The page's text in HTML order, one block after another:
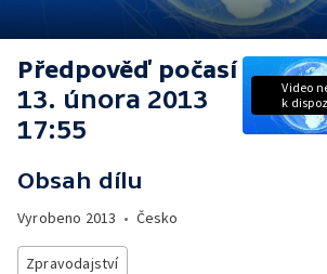
Předpověď počasí
13. února 2013
17:55
Obsah dílu
Vyrobeno 2013 • Česko
Zpravodajství
Video
k